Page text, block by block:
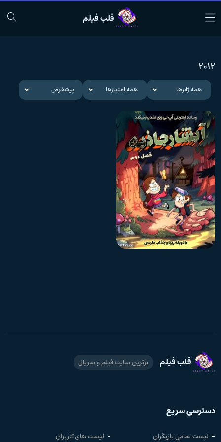
قلب فیلم
2012
همه ژانرها همه امتیازها پیشفرض
قلب فیلم برترین سایت فیلم و سریال
دسترسی سریع
لیست تمامی بازیگران لیست های کاربران